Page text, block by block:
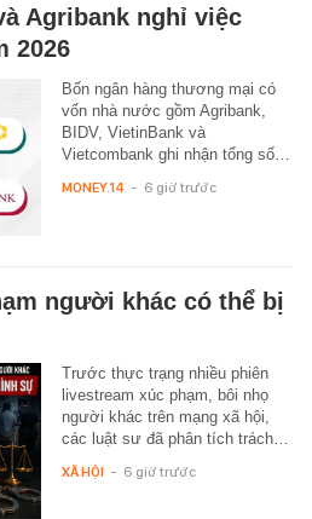
Agribank nghỉ việc
2026
Bốn ngân hàng thương mại có
vốn nhà nước gồm Agribank,
BIDV, VietinBank và
Vietcombank ghi nhận tổng số…
MONEY.14 - 6 giờ trước
người khác có thể bị
Trước thực trạng nhiều phiên
livestream xúc phạm, bôi nhọ
người khác trên mạng xã hội,
các luật sư đã phân tích trách…
XÃ HỘI - 6 giờ trước